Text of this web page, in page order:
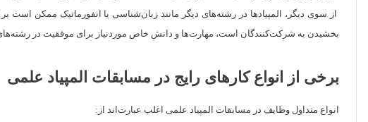
از سوی دیگر، المپیادها در رشته‌های دیگر مانند زبان‌شناسی یا انفورماتیک ممکن است
بخشیدن به شرکت‌کنندگان است، مهارت‌ها و دانش خاص موردنیاز برای موفقیت در
برخی از انواع کارهای رایج در مسابقات المپیاد علمی
انواع متداول وظایف در مسابقات المپیاد علمی اغلب عبارت‌اند از: